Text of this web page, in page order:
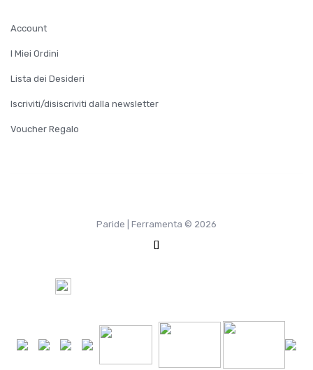
Account
I Miei Ordini
Lista dei Desideri
Iscriviti/disiscriviti dalla newsletter
Voucher Regalo
Paride | Ferramenta © 2026
[]